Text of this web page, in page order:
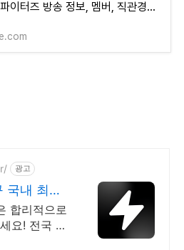
불꽃야구 파이터즈 방송 정보, 멤버, 직관경기 일정 총정리
광고
국내 최대
합리적으로
요! 전국 각